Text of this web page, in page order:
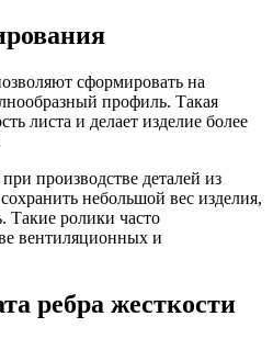
сформировать на
профиль. Такая
листа и делает изделие более
производстве деталей из
небольшой вес изделия,
Такие ролики часто
вентиляционных и
ребра жесткости